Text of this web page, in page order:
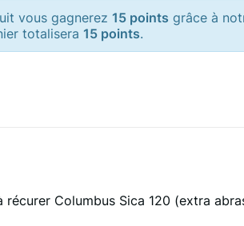
vous gagnerez 15 points grâce à
totalisera 15 points.
récurer Columbus Sica 120 (extra